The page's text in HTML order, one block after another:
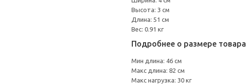
Высота: 3 см
Длина: 51 см
Вес: 0.91 кг
Подробнее о размере товара
Мин длина: 46 см
Макс длина: 82 см
Макс нагрузка: 30 кг